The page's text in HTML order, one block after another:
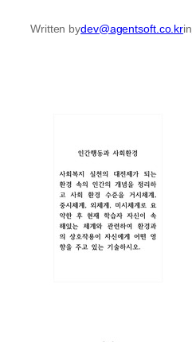
Written bydev@agentsoft.co.krin